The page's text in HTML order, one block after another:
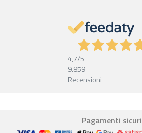
4,7/5
9.859
Recensioni
Pagamenti sicuri